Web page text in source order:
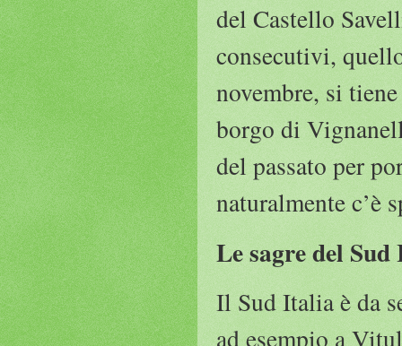
del Castello
consecutivi,
novembre, si
borgo di
del passato per
naturalmente c’è
Le sagre del
Il Sud Italia è da
ad esempio a